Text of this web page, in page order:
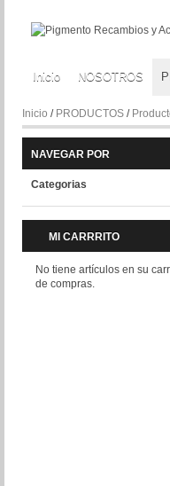
Inicio NOSOTROS
Inicio / PRODUCTOS /
NAVEGAR POR
Categorias
MI CARRRITO
No tiene artículos en su
de compras.